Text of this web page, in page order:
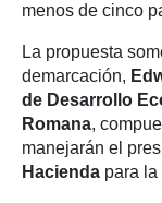
menos de cinco
La propuesta
demarcación,
de Desarrollo
Romana,
manejarán el
Hacienda para